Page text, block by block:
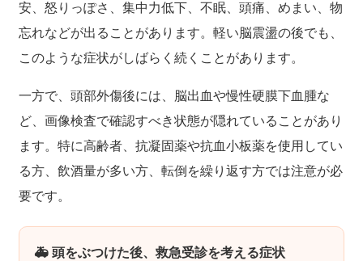
安、怒りっぽさ、集中力低下、不眠、頭痛、めまい、物
忘れなどが出ることがあります。軽い脳震盪の後でも、
このような症状がしばらく続くことがあります。
一方で、頭部外傷後には、脳出血や慢性硬膜下血腫な
ど、画像検査で確認すべき状態が隠れていることがあり
ます。特に高齢者、抗凝固薬や抗血小板薬を使用してい
る方、飲酒量が多い方、転倒を繰り返す方では注意が必
要です。
🚑 頭をぶつけた後、救急受診を考える症状